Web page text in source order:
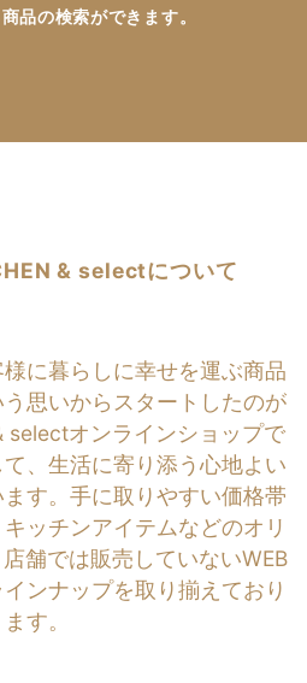
品の検索ができます。
& selectについて
様に暮らしに幸せを運ぶ商品
思いからスタートしたのが
selectオンラインショップで
、生活に寄り添う心地よい
す。手に取りやすい価格帯
ッチンアイテムなどのオリ
舗では販売していないWEB
ンナップを取り揃えており
ます。